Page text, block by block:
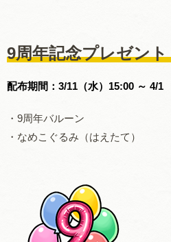
9周年記念プレゼント
配布期間：3/11（水）15:00 ～ 4/1
・9周年バルーン
・なめこぐるみ（はえたて）